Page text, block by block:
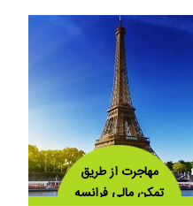
مهاجرت از طریق
تمکن مالی فرانسه